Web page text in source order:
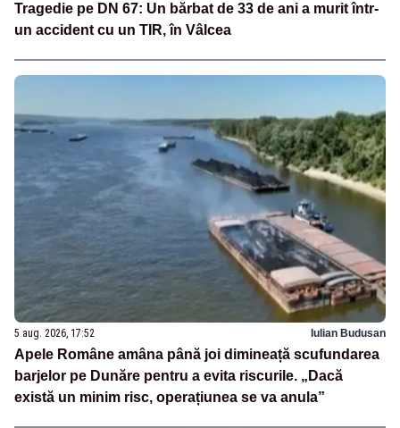
Tragedie pe DN 67: Un bărbat de 33 de ani a murit într-
un accident cu un TIR, în Vâlcea
5 aug. 2026, 17:52 Iulian Budusan
Apele Române amâna până joi dimineață scufundarea
barjelor pe Dunăre pentru a evita riscurile. „Dacă
există un minim risc, operațiunea se va anula”